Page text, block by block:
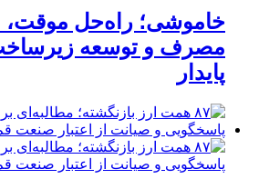
خاموشی؛ راه‌حل موقت،
مصرف و توسعه
پایدار